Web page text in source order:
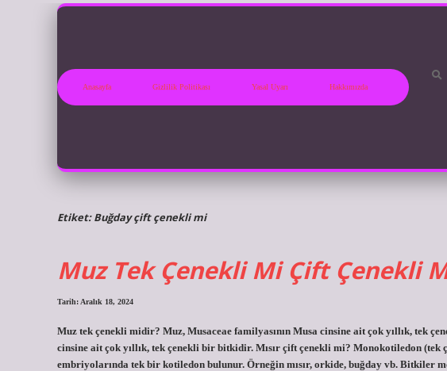
Anasayfa Gizlilik Politikası Yasal Uyarı Hakkımızda
Etiket:Buğday çift çenekli mi
Muz Tek Çenekli Mi Çift Çenekli
Tarih: Aralık 18, 2024
Muz tek çenekli midir? Muz, Musaceae familyasının Musa cinsine ait çok yıllık, tek
cinsine ait çok yıllık, tek çenekli bir bitkidir. Mısır çift çenekli mi? Monokotiledon
embriyolarında tek bir kotiledon bulunur. Örneğin mısır, orkide, buğday vb. Bitkiler